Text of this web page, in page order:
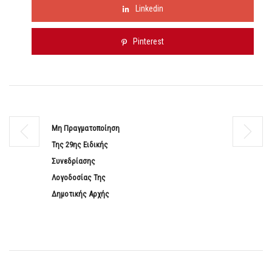
Linkedin
Pinterest
Μη Πραγματοποίηση
Της 29ης Ειδικής
Συνεδρίασης
Λογοδοσίας Της
Δημοτικής Αρχής